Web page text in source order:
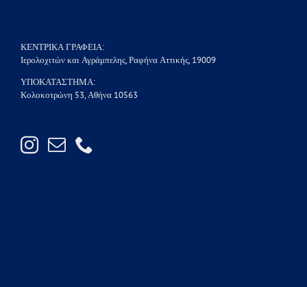
ΚΕΝΤΡΙΚΑ ΓΡΑΦΕΙΑ:
Ιερολοχιτών και Αγράμπελης, Ραφήνα Αττικής, 19009
ΥΠΟΚΑΤΑΣΤΗΜΑ:
Κολοκοτρώνη 53, Αθήνα 10563